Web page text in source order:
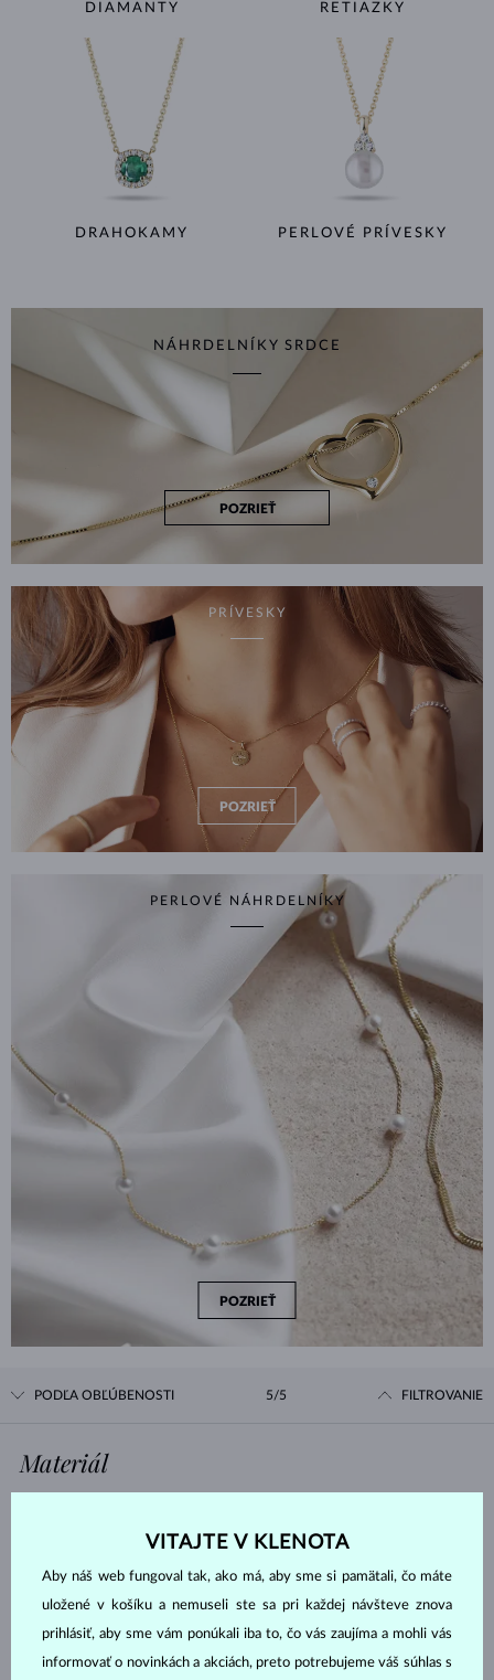
DIAMANTY RETIAZKY
DRAHOKAMY PERLOVÉ PRÍVESKY
NÁHRDELNÍKY SRDCE
POZRIEŤ
PRÍVESKY
POZRIEŤ
PERLOVÉ NÁHRDELNÍKY
POZRIEŤ
PODĽA OBĽÚBENOSTI 5/5 FILTROVANIE
Materiál
RUŽOVÉ ZLATO STRIEBRO
CHIRURGICKÁ OCEĽ
Drahokam
VITAJTE V KLENOTA
Aby náš web fungoval tak, ako má, aby sme si pamätali, čo máte
uložené v košíku a nemuseli ste sa pri každej návšteve znova
prihlásiť, aby sme vám ponúkali iba to, čo vás zaujíma a mohli vás
informovať o novinkách a akciách, preto potrebujeme váš súhlas s